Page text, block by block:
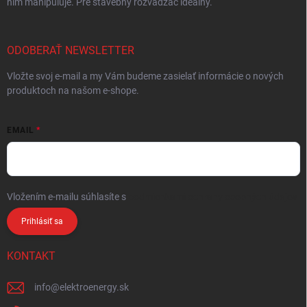
ním manipuluje. Pre stavebný rozvádzač ideálny.
ODOBERAŤ NEWSLETTER
Vložte svoj e-mail a my Vám budeme zasielať informácie o nových
produktoch na našom e-shope.
EMAIL
Vložením e-mailu súhlasíte s
Prihlásiť sa
KONTAKT
info@elektroenergy.sk